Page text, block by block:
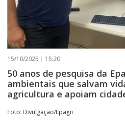
15/10/2025 | 15:20
50 anos de pesquisa da
ambientais que salvam
agricultura e apoiam
Foto: Divulgação/Epagri